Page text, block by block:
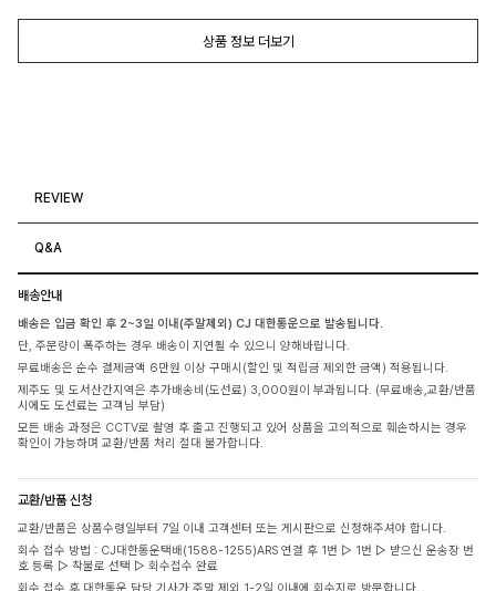
상품 정보 더보기
REVIEW
Q&A
배송안내
배송은 입금 확인 후 2~3일 이내(주말제외) CJ 대한통운으로 발송됩니다.
단, 주문량이 폭주하는 경우 배송이 지연될 수 있으니 양해바랍니다.
무료배송은 순수 결제금액 6만원 이상 구매시(할인 및 적립금 제외한 금액) 적용됩니다.
제주도 및 도서산간지역은 추가배송비(도선료) 3,000원이 부과됩니다. (무료배송,교환/반품
시에도 도선료는 고객님 부담)
모든 배송 과정은 CCTV로 촬영 후 출고 진행되고 있어 상품을 고의적으로 훼손하시는 경우
확인이 가능하며 교환/반품 처리 절대 불가합니다.
교환/반품 신청
교환/반품은 상품수령일부터 7일 이내 고객센터 또는 게시판으로 신청해주셔야 합니다.
회수 접수 방법 : CJ대한통운택배(1588-1255)ARS 연결 후 1번 ▷ 1번 ▷ 받으신 운송장 번
호 등록 ▷ 착불로 선택 ▷ 회수접수 완료
회수 접수 후 대한통운 담당 기사가 주말 제외 1-2일 이내에 회수지로 방문합니다.